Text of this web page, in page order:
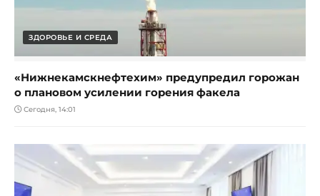
ЗДОРОВЬЕ И СРЕДА
«Нижнекамскнефтехим» предупредил горожан
о плановом усилении горения факела
Сегодня, 14:01